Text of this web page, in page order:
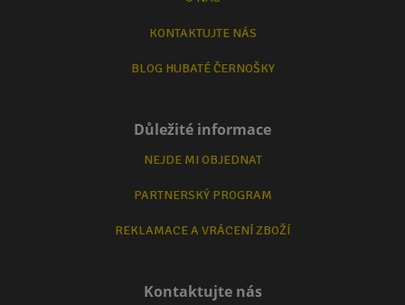
KONTAKTUJTE NÁS
BLOG HUBATÉ ČERNOŠKY
Důležité informace
NEJDE MI OBJEDNAT
PARTNERSKÝ PROGRAM
REKLAMACE A VRÁCENÍ ZBOŽÍ
Kontaktujte nás